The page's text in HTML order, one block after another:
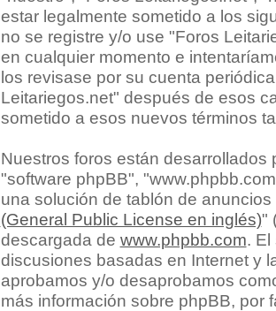
estar legalmente sometido a los
no se registre y/o use "Foros
en cualquier momento e
los revisase por su cuenta
Leitariegos.net" después de esos
sometido a esos nuevos términos
Nuestros foros están
"software phpBB",
una solución de tablón de
(General Public License en inglés)"
descargada de www.phpbb.com. El
discusiones basadas en Internet y
aprobamos y/o desaprobamos
más información sobre phpBB, por